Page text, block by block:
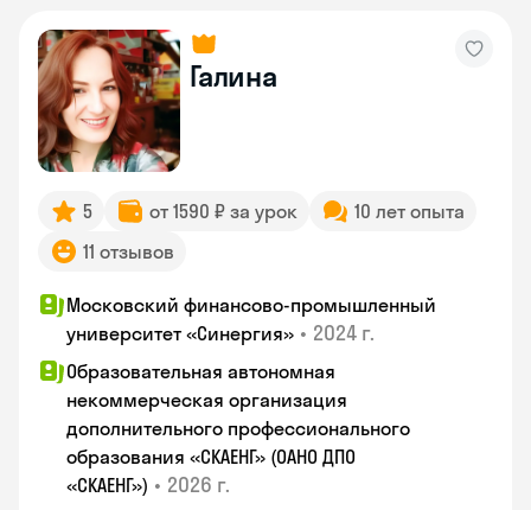
Галина
5 от 1590 ₽ за урок
10 лет опыта
11 отзывов
Московский финансово-промышленный
университет «Синергия» • 2024 г.
Образовательная автономная
некоммерческая организация
дополнительного профессионального
образования «СКАЕНГ» (ОАНО ДПО
«СКАЕНГ») • 2026 г.